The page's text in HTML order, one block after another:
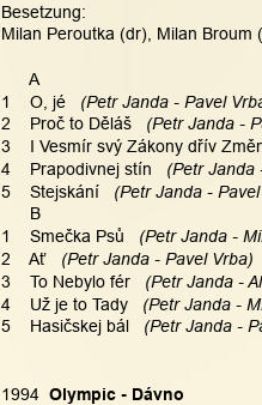
Besetzung:
Milan Peroutka (dr), Milan Broum
      A
1    O, jé
(Petr Janda - Pavel
2    Proč to Děláš
(Petr Janda -
3    I Vesmír svý Zákony dřív
4    Prapodivnej stín
(Petr Janda
5    Stejskání
(Petr Janda -
      B
1    Smečka Psů
(Petr Janda -
2    Ať
(Petr Janda - Pavel Vrba)
3    To Nebylo fér
(Petr Janda -
4    Už je to Tady
(Petr Janda -
5    Hasičskej bál
(Petr Janda -
1994 Olympic - Dávno